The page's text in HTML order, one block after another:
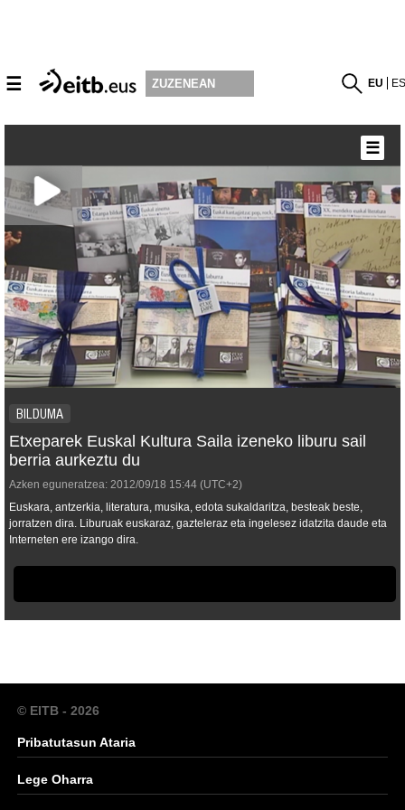
☰ ZUZENEAN EU
BILDUMA
Etxeparek Euskal Kultura Saila izeneko liburu sail
berria aurkeztu du
Azken eguneratzea: 2012/09/18 15:44 (UTC+2)
Euskara, antzerkia, literatura, musika, edota sukaldaritza, besteak beste,
jorratzen dira. Liburuak euskaraz, gazteleraz eta ingelesez idatzita daude eta
Interneten ere izango dira.
☰
© EITB - 2026
Pribatutasun Ataria
Lege Oharra